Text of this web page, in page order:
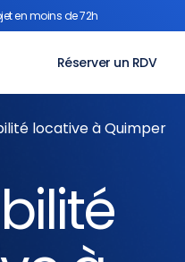
en moins de 72h
Réserver un RDV
locative à Quimper